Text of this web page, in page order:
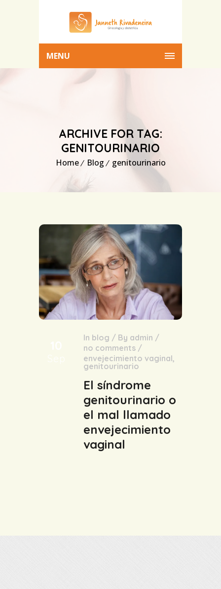
MENU
ARCHIVE FOR TAG:
GENITOURINARIO
Home Blog genitourinario
In blog / By admin /
no comments /
envejecimiento vaginal,
genitourinario
El síndrome
genitourinario o
el mal llamado
envejecimiento
vaginal